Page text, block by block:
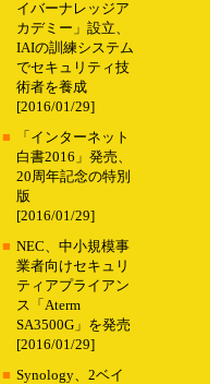
イバーナレッジア
カデミー」設立、
IAIの訓練システム
でセキュリティ技
術者を養成
[2016/01/29]
■
「インターネット
白書2016」発売、
20周年記念の特別
版
[2016/01/29]
■ NEC、中小規模事
業者向けセキュリ
ティアプライアン
ス「Aterm
SA3500G」を発売
[2016/01/29]
■ Synology、2ベイ